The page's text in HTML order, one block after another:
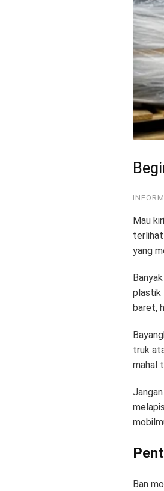
Mau
terlihat
yang
plastik
baret,
truk
mahal
Ban